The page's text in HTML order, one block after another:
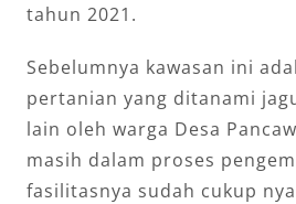
tahun 2021.
Sebelumnya kawasan ini
pertanian yang ditanami
lain oleh warga Desa
masih dalam proses
fasilitasnya sudah cukup